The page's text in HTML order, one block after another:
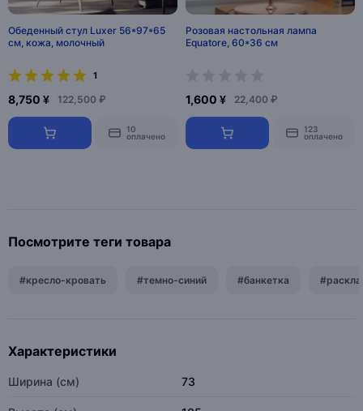
Обеденный стул Luxer 56*97*65
см, кожа, молочный
1
8,750 ¥ 122,500 ₽
10
оплачено
Розовая настольная лампа
Equatore, 60*36 см
1,600 ¥ 22,400 ₽
123
оплачено
Посмотрите теги товара
#кресло-кровать #темно-синий #банкетка
Характеристики
Ширина (см) 73